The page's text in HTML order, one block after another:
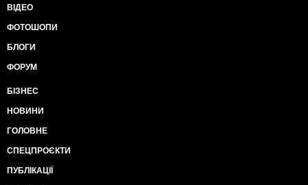
ВІДЕО
ФОТОШОПИ
БЛОГИ
ФОРУМ
БІЗНЕС
НОВИНИ
ГОЛОВНЕ
СПЕЦПРОЄКТИ
ПУБЛІКАЦІЇ